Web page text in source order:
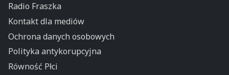
Radio Fraszka
Kontakt dla mediów
Ochrona danych osobowych
Polityka antykorupcyjna
Równość Płci